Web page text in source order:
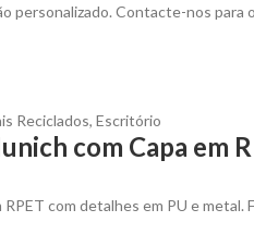
personalizado. Contacte-nos
Reciclados, Escritório
com Capa em
com detalhes em PU e metal.